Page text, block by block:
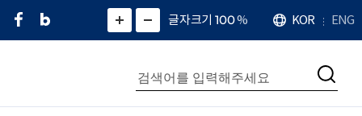
페
네
그
)
화
면
면
소
확
대
치
글자크기 100%
언
어
KOR ENG
통
합
검
검